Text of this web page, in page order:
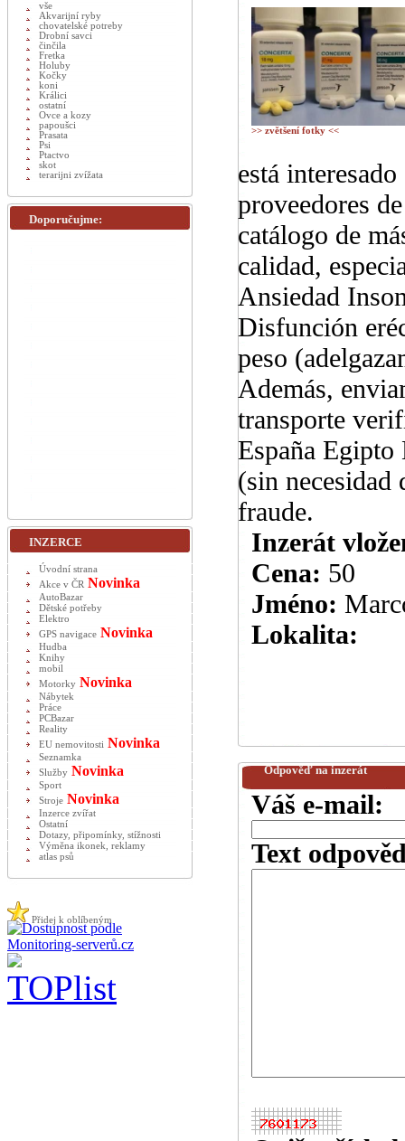
>> zvětšení fotky <<
está
proveedores
catálogo de
calidad,
Ansiedad
Disfunción
peso
Además,
transporte
España
(sin necesidad
fraude.
Inzerát
Cena: 50
Jméno:
Lokalita:
Odpověď na inzerát
Váš e-mail:
Text
vše
Akvarijní ryby
chovatelské potreby
Drobní savci
činčila
Fretka
Holuby
Kočky
koni
Králici
ostatní
Ovce a kozy
papoušci
Prasata
Psi
Ptactvo
skot
terarijni zvížata
Doporučujme:
INZERCE
Úvodní strana
Akce v ČR Novinka
AutoBazar
Dětské potřeby
Elektro
GPS navigace Novinka
Hudba
Knihy
mobil
Motorky Novinka
Nábytek
Práce
PCBazar
Reality
EU nemovitosti Novinka
Seznamka
Služby Novinka
Sport
Stroje Novinka
Inzerce zvířat
Ostatní
Dotazy, připomínky, stížnosti
Výměna ikonek, reklamy
atlas psů
Přidej k oblíbeným